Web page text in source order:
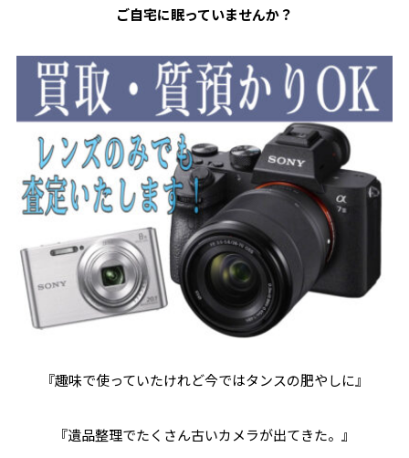
ご自宅に眠っていませんか？
『趣味で使っていたけれど今ではタンスの肥やしに』
『遺品整理でたくさん古いカメラが出てきた。』